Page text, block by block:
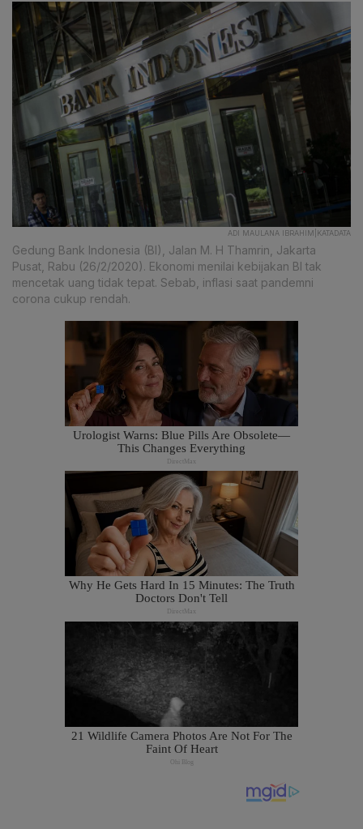
ADI MAULANA IBRAHIM|KATADATA
Gedung Bank Indonesia (BI), Jalan M. H Thamrin, Jakarta
Pusat, Rabu (26/2/2020). Ekonomi menilai kebijakan BI tak
mencetak uang tidak tepat. Sebab, inflasi saat pandemni
corona cukup rendah.